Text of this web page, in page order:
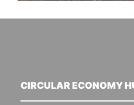
CIRCULAR ECONOMY